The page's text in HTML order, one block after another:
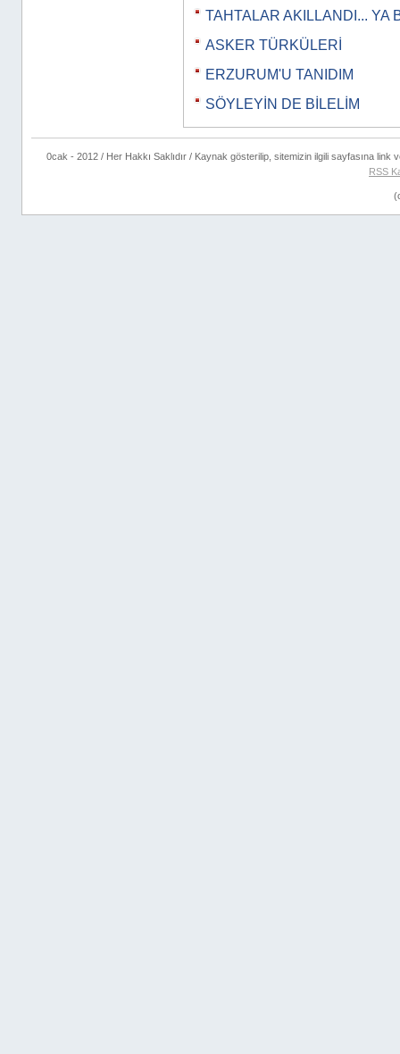
TAHTALAR AKILLANDI... YA
ASKER TÜRKÜLERİ
ERZURUM'U TANIDIM
SÖYLEYİN DE BİLELİM
0cak - 2012 / Her Hakkı Saklıdır / Kaynak gösterilip, sitemizin ilgili sayfasına link
RSS